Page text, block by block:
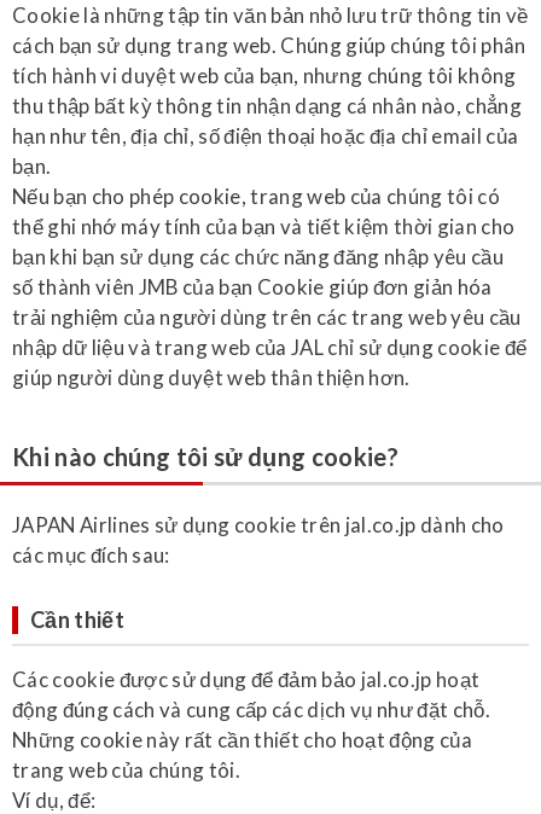
Cookie là những tập tin văn bản nhỏ lưu trữ thông tin về
cách bạn sử dụng trang web. Chúng giúp chúng tôi phân
tích hành vi duyệt web của bạn, nhưng chúng tôi không
thu thập bất kỳ thông tin nhận dạng cá nhân nào, chẳng
hạn như tên, địa chỉ, số điện thoại hoặc địa chỉ email của
bạn.
Nếu bạn cho phép cookie, trang web của chúng tôi có
thể ghi nhớ máy tính của bạn và tiết kiệm thời gian cho
bạn khi bạn sử dụng các chức năng đăng nhập yêu cầu
số thành viên JMB của bạn Cookie giúp đơn giản hóa
trải nghiệm của người dùng trên các trang web yêu cầu
nhập dữ liệu và trang web của JAL chỉ sử dụng cookie để
giúp người dùng duyệt web thân thiện hơn.
Khi nào chúng tôi sử dụng cookie?
JAPAN Airlines sử dụng cookie trên jal.co.jp dành cho
các mục đích sau:
Cần thiết
Các cookie được sử dụng để đảm bảo jal.co.jp hoạt
động đúng cách và cung cấp các dịch vụ như đặt chỗ.
Những cookie này rất cần thiết cho hoạt động của
trang web của chúng tôi.
Ví dụ, để: